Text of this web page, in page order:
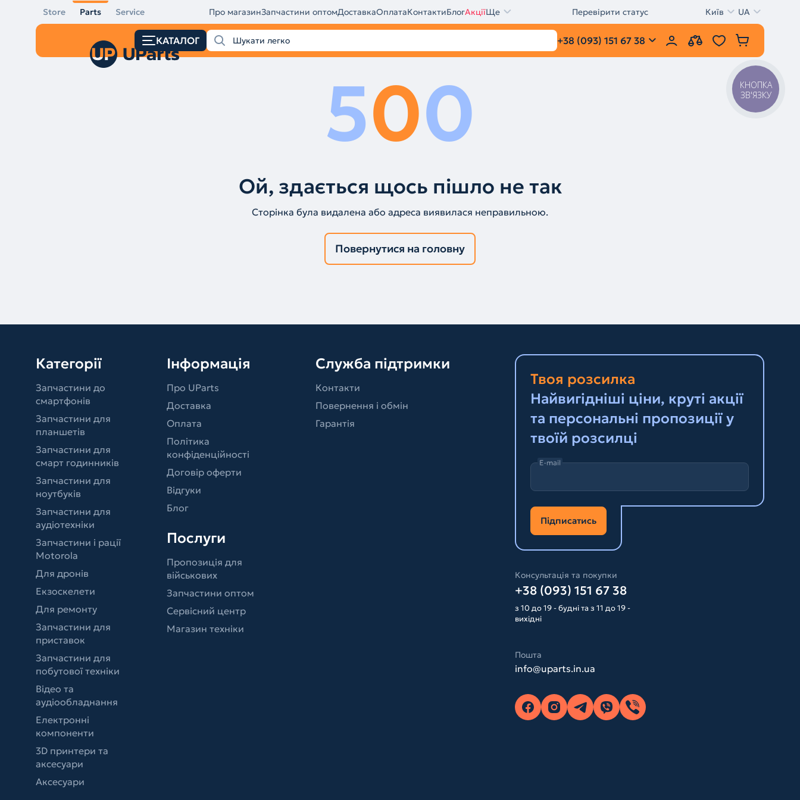
Store Parts Service Про магазинЗапчастини оптомДоставкаОплатаКонтактиБлогАкціїЩе Перевірити статус Київ UA
КАТАЛОГ +38 (093) 151 67 38
500
Ой, здається щось пішло не так
Сторінка була видалена або адреса виявилася неправильною.
Повернутися на головну
Категорії
Запчастини до
смартфонів
Запчастини для
планшетів
Запчастини для
смарт годинників
Запчастини для
ноутбуків
Запчастини для
аудіотехніки
Запчастини і рації
Motorola
Для дронів
Екзоскелети
Для ремонту
Запчастини для
приставок
Запчастини для
побутової техніки
Відео та
аудіообладнання
Електронні
компоненти
3D принтери та
аксесуари
Аксесуари
Інформація
Про UParts
Доставка
Оплата
Політика
конфіденційності
Договір оферти
Відгуки
Блог
Послуги
Пропозиція для
військових
Запчастини оптом
Сервісний центр
Магазин техніки
Служба підтримки
Контакти
Повернення і обмін
Гарантія
Твоя розсилка
Найвигідніші ціни, круті акції
та персональні пропозиції у
твоїй розсилці
E-mail
Підписатись
Консультація та покупки
+38 (093) 151 67 38
з 10 до 19 - будні та з 11 до 19 -
вихідні
Пошта
info@uparts.in.ua
КНОПКА
ЗВ'ЯЗКУ